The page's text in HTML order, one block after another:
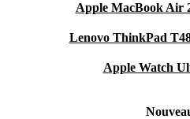
Apple MacBook Air
Lenovo ThinkPad
Apple Watch